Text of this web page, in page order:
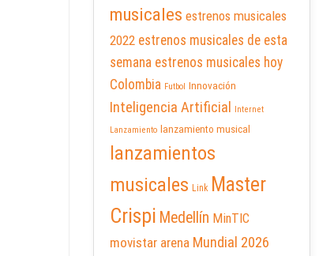
musicales estrenos musicales
2022 estrenos musicales de esta
semana estrenos musicales hoy
Colombia Futbol Innovación
Inteligencia Artificial
Internet
Lanzamiento
lanzamiento musical
lanzamientos
musicales Link Master
Crispi Medellín MinTIC
movistar arena Mundial 2026